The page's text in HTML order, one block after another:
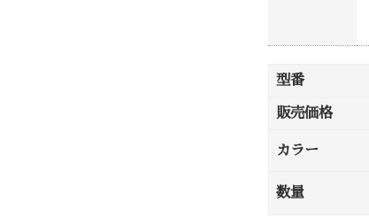
型番
販売価格
カラー
数量